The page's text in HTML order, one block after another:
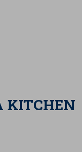
KITCHEN